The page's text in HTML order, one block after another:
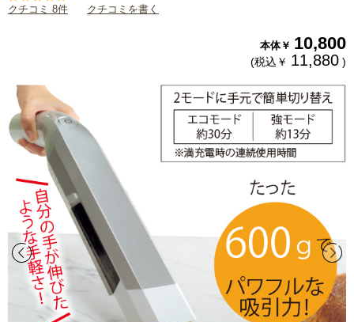
クチコミ 8件 クチコミを書く
本体￥ 10,800
(税込￥ 11,880 )